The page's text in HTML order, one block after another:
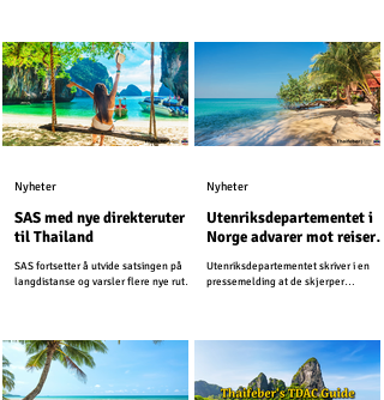
SAS med nye direkteruter
til Thailand
SAS fortsetter å utvide satsingen på
langdistanse og varsler flere nye ruter i
Nyheter
Utenriksdepartementet i
Norge advarer mot reiser
til ferieøyer i Thailand
Utenriksdepartementet skriver i en
pressemelding at de skjerper
hver side av grensen mellom Thailand
og Kambodsja. Den forrige
reiseadvarselen gjaldt for 20 kilometer
fra grensen.
Nyheter